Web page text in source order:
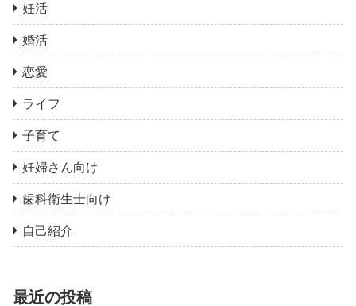
妊活
婚活
恋愛
ライフ
子育て
妊婦さん向け
歯科衛生士向け
自己紹介
最近の投稿